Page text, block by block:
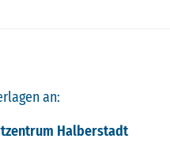
an:
Halberstadt